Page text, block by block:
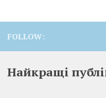
FOLLOW:
Найкращі